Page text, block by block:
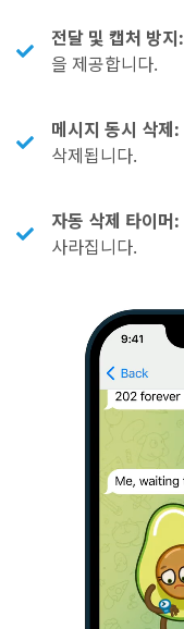
전달 및 캡처 방지:
을 제공합니다.
메시지 동시 삭제:
삭제됩니다.
자동 삭제 타이머:
사라집니다.